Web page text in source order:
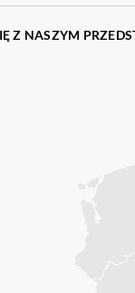
Z NASZYM